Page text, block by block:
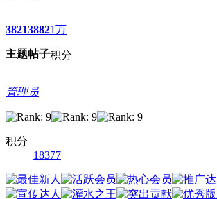
3821
主题
3882
帖子
1万
积分
管理员
积分
18377